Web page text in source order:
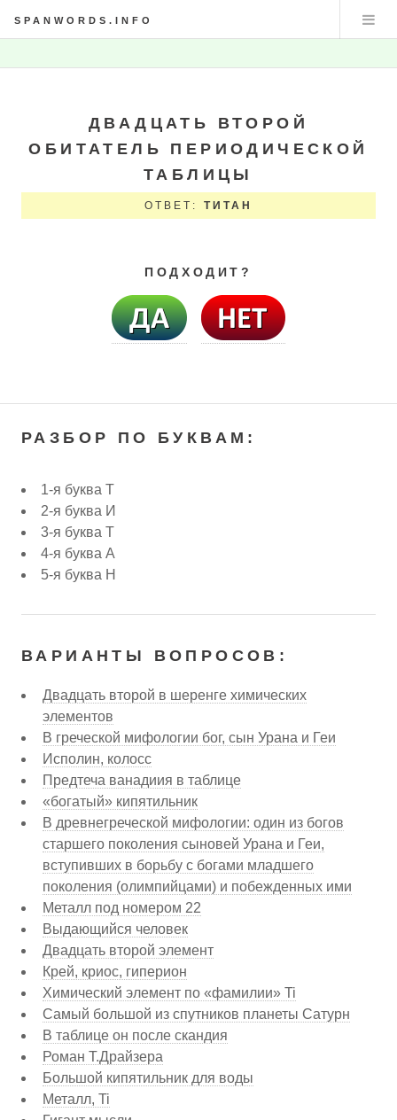
SPANWORDS.INFO
ДВАДЦАТЬ ВТОРОЙ
ОБИТАТЕЛЬ ПЕРИОДИЧЕСКОЙ
ТАБЛИЦЫ
ОТВЕТ: ТИТАН
ПОДХОДИТ?
РАЗБОР ПО БУКВАМ:
1-я буква Т
2-я буква И
3-я буква Т
4-я буква А
5-я буква Н
ВАРИАНТЫ ВОПРОСОВ:
Двадцать второй в шеренге химических
элементов
В греческой мифологии бог, сын Урана и Геи
Исполин, колосс
Предтеча ванадиия в таблице
«богатый» кипятильник
В древнегреческой мифологии: один из богов
старшего поколения сыновей Урана и Геи,
вступивших в борьбу с богами младшего
поколения (олимпийцами) и побежденных ими
Металл под номером 22
Выдающийся человек
Двадцать второй элемент
Крей, криос, гиперион
Химический элемент по «фамилии» Ti
Самый большой из спутников планеты Сатурн
В таблице он после скандия
Роман Т.Драйзера
Большой кипятильник для воды
Металл, Ti